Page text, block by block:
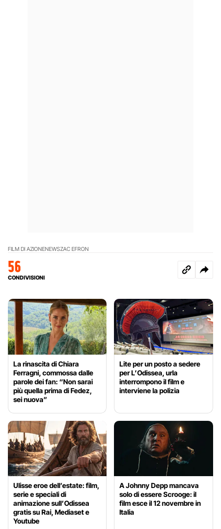
FILM DI AZIONENEWSZAC EFRON
56
CONDIVISIONI
La rinascita di Chiara
Ferragni, commossa dalle
parole dei fan: “Non sarai
più quella prima di Fedez,
sei nuova”
Lite per un posto a sedere
per L’Odissea, urla
interrompono il film e
interviene la polizia
Ulisse eroe dell’estate: film,
serie e speciali di
animazione sull’Odissea
gratis su Rai, Mediaset e
Youtube
A Johnny Depp mancava
solo di essere Scrooge: il
film esce il 12 novembre in
Italia